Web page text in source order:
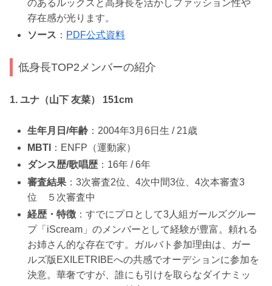
のあるルックスと高身長を活かしファッション性や
存在感が光ります。
ソース ： PDF公式資料
低身長TOP2メンバーの紹介
1. ユナ（山下 友菜） 151cm
生年月日/年齢 ：2004年3月6日生 / 21歳
MBTI
：ENFP（運動家）
ダンス歴/歌唱歴 ：16年 / 6年
審査結果 ：3次審査2位、4次中間3位、4次本審査3
位 ５次審査中
経歴・特徴 ：すでにプロとして3人組ガールズグルー
プ「iScream」のメンバーとして経験が豊富。頼れる
お姉さん的な存在です。ガルバト参加理由は、ガー
ルズ版EXILETRIBEへの共感でオーデションに参加を
決意。華奢ですが、誰にも引けを取らなダイナミッ